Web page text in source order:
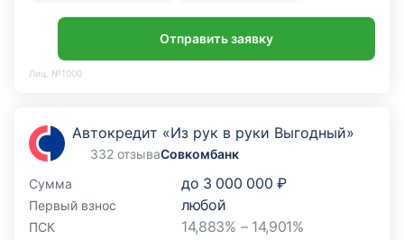
Отправить заявку
Лиц. №1000
Автокредит «Из рук в руки Выгодный»
332 отзываСовкомбанк
Сумма
до 3 000 000 ₽
Первый взнос любой
ПСК 14,883% – 14,901%